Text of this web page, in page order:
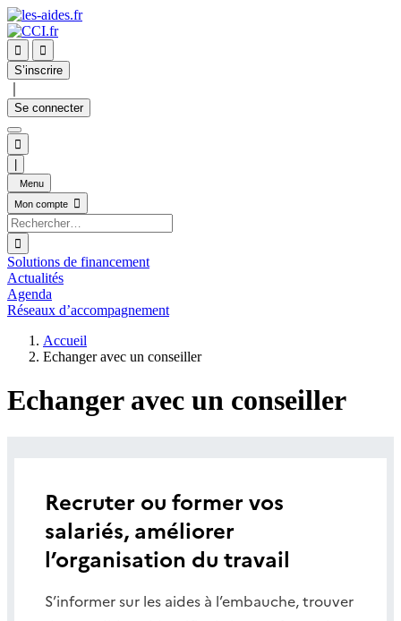


S’inscrire
Se connecter

Menu
Mon compte


Solutions de financement
Actualités
Agenda
Réseaux d’accompagnement
Accueil
Echanger avec un conseiller
Echanger avec un conseiller